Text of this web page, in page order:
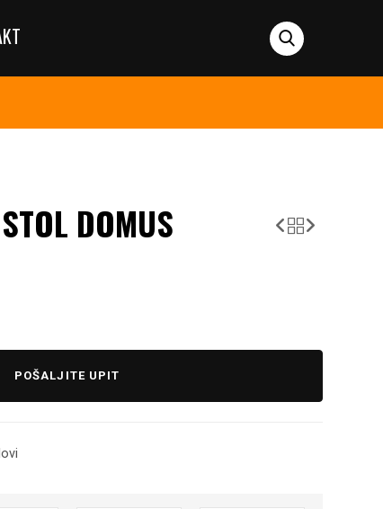
DOMUS
POŠALJITE UPIT